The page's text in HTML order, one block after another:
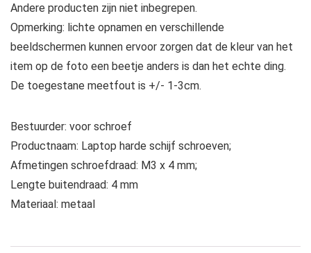
Andere producten zijn niet inbegrepen.
Opmerking: lichte opnamen en verschillende
beeldschermen kunnen ervoor zorgen dat de kleur van het
item op de foto een beetje anders is dan het echte ding.
De toegestane meetfout is +/- 1-3cm.
Bestuurder: voor schroef
Productnaam: Laptop harde schijf schroeven;
Afmetingen schroefdraad: M3 x 4 mm;
Lengte buitendraad: 4 mm
Materiaal: metaal